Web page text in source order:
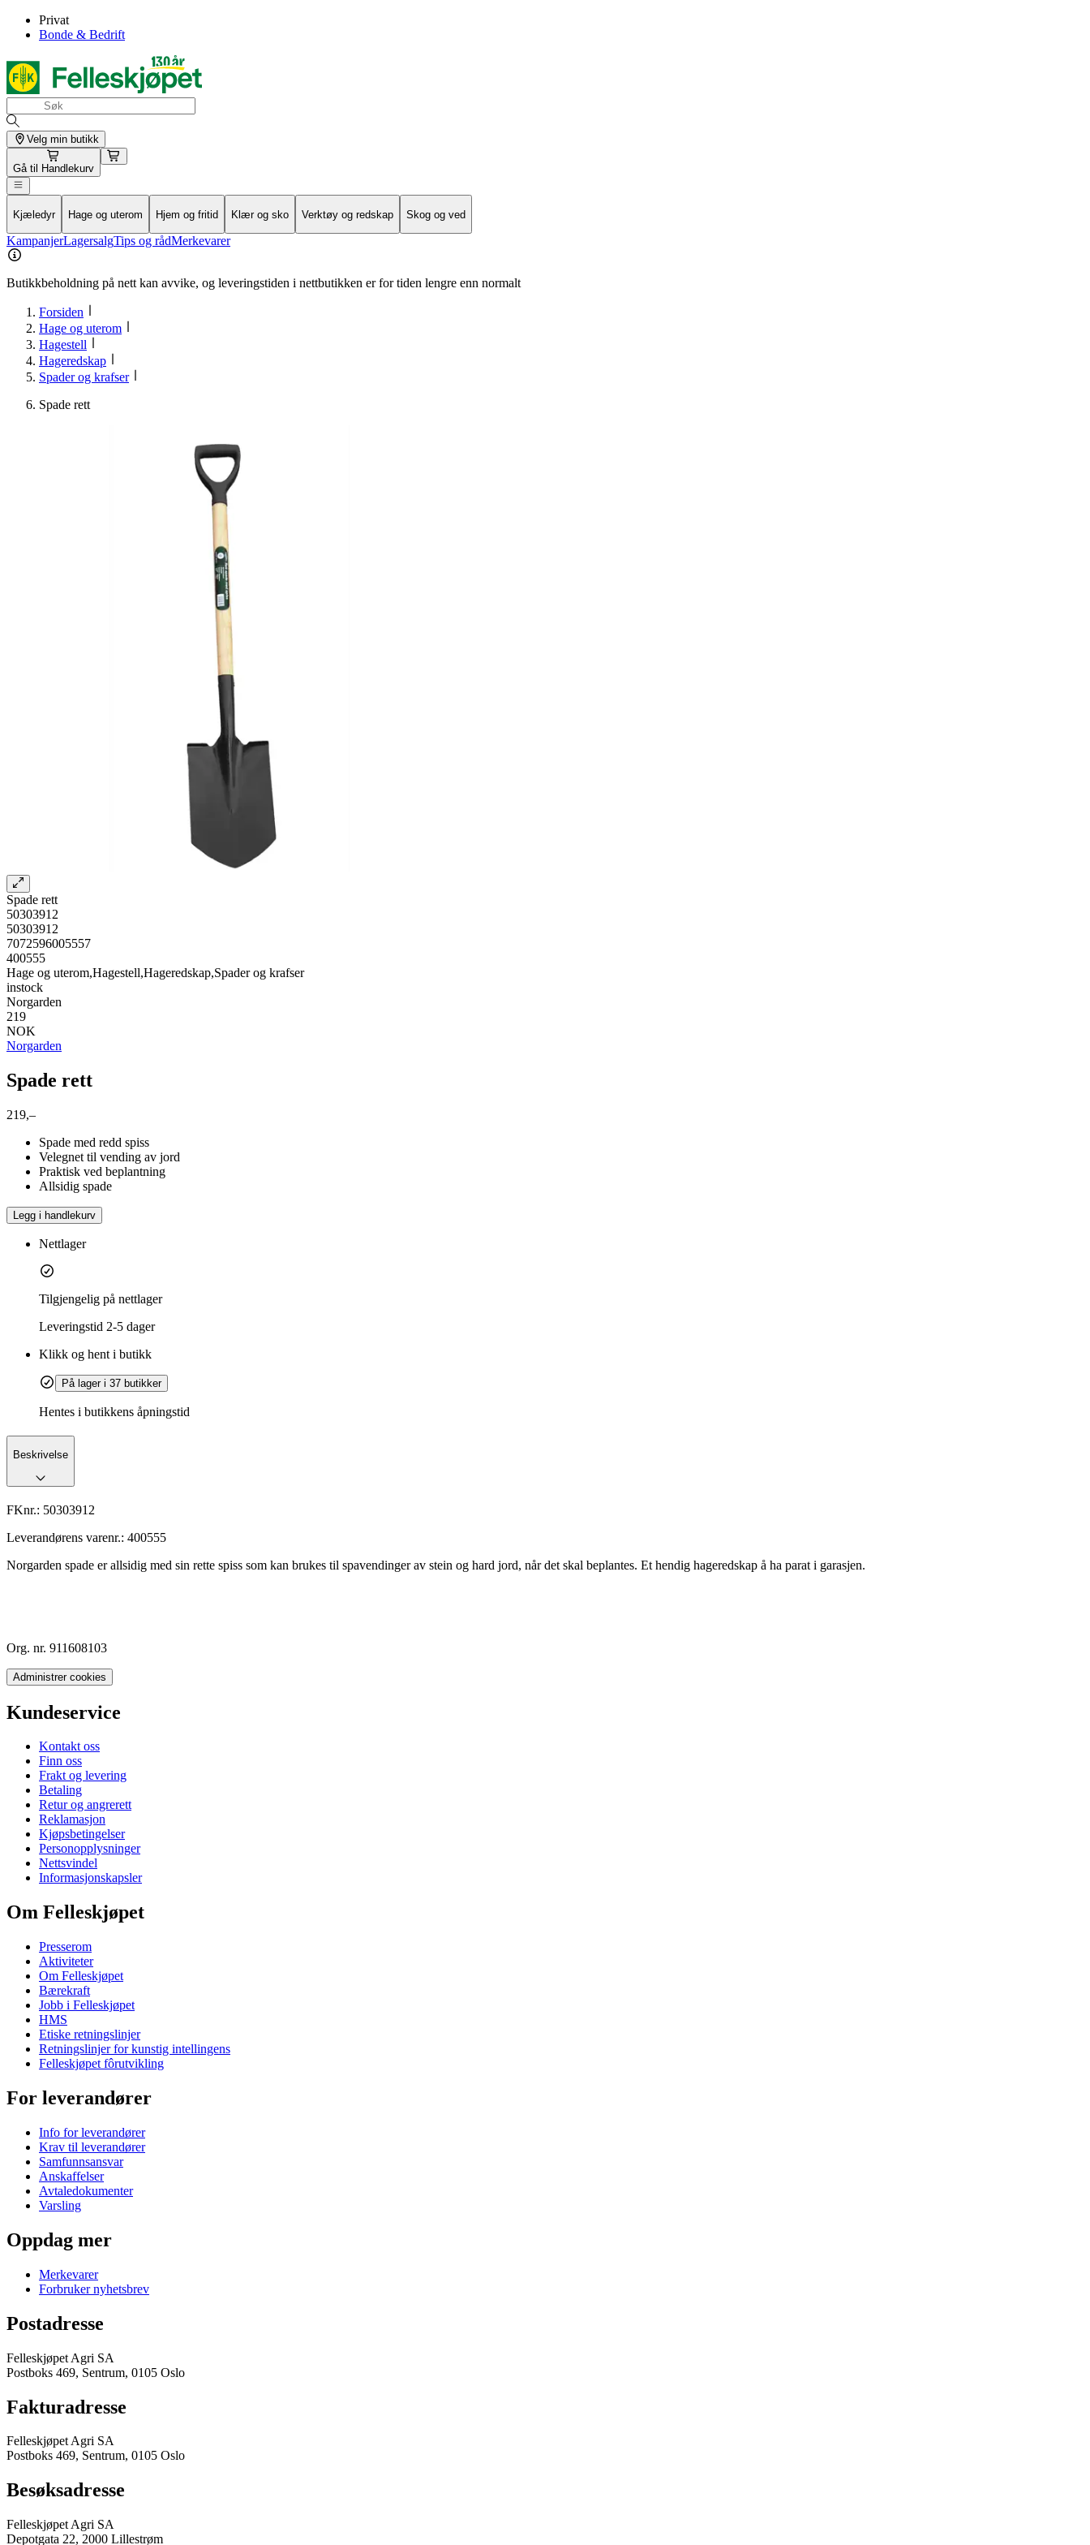
Privat
Bonde & Bedrift
Velg min butikk
Gå til Handlekurv
Kjæledyr Hage og uterom Hjem og fritid Klær og sko Verktøy og redskap Skog og ved
KampanjerLagersalgTips og rådMerkevarer
Butikkbeholdning på nett kan avvike, og leveringstiden i nettbutikken er for tiden lengre enn normalt
Forsiden
Hage og uterom
Hagestell
Hageredskap
Spader og krafser
Spade rett
Spade rett
50303912
50303912
7072596005557
400555
Hage og uterom,Hagestell,Hageredskap,Spader og krafser
instock
Norgarden
219
NOK
Norgarden
Spade rett
219,–
Spade med redd spiss
Velegnet til vending av jord
Praktisk ved beplantning
Allsidig spade
Legg i handlekurv
Nettlager
Tilgjengelig på nettlager
Leveringstid 2-5 dager
Klikk og hent i butikk
På lager i 37 butikker
Hentes i butikkens åpningstid
Beskrivelse
FKnr.: 50303912
Leverandørens varenr.: 400555
Norgarden spade er allsidig med sin rette spiss som kan brukes til spavendinger av stein og hard jord, når det skal beplantes. Et hendig hageredskap å ha parat i garasjen.
Org. nr. 911608103
Administrer cookies
Kundeservice
Kontakt oss
Finn oss
Frakt og levering
Betaling
Retur og angrerett
Reklamasjon
Kjøpsbetingelser
Personopplysninger
Nettsvindel
Informasjonskapsler
Om Felleskjøpet
Presserom
Aktiviteter
Om Felleskjøpet
Bærekraft
Jobb i Felleskjøpet
HMS
Etiske retningslinjer
Retningslinjer for kunstig intellingens
Felleskjøpet fôrutvikling
For leverandører
Info for leverandører
Krav til leverandører
Samfunnsansvar
Anskaffelser
Avtaledokumenter
Varsling
Oppdag mer
Merkevarer
Forbruker nyhetsbrev
Postadresse
Felleskjøpet Agri SA
Postboks 469, Sentrum, 0105 Oslo
Fakturadresse
Felleskjøpet Agri SA
Postboks 469, Sentrum, 0105 Oslo
Besøksadresse
Felleskjøpet Agri SA
Depotgata 22, 2000 Lillestrøm